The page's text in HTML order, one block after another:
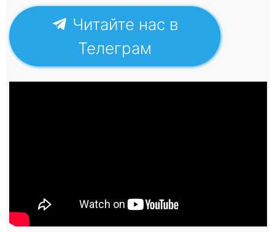
Читайте нас в
Телеграм